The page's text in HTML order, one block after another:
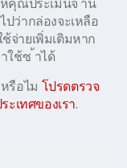
ว่ากล่องจะเหลือ
จ่ายเพิ่มเติมหาก
ใช้ซ ้าได้
รือไม โปรดตรวจ
เทศของเรา.